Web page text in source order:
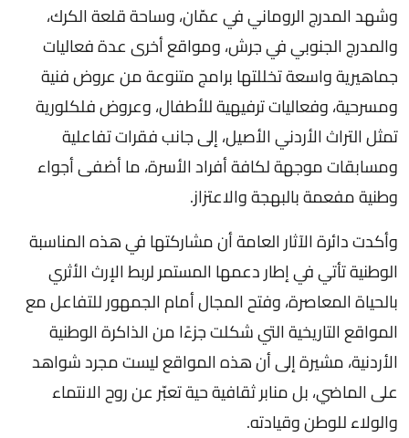
وشهد المدرج الروماني في عمّان، وساحة قلعة الكرك،
والمدرج الجنوبي في جرش، ومواقع أخرى عدة فعاليات
جماهيرية واسعة تخللتها برامج متنوعة من عروض فنية
ومسرحية، وفعاليات ترفيهية للأطفال، وعروض فلكلورية
تمثل التراث الأردني الأصيل، إلى جانب فقرات تفاعلية
ومسابقات موجهة لكافة أفراد الأسرة، ما أضفى أجواء
وطنية مفعمة بالبهجة والاعتزاز.
وأكدت دائرة الآثار العامة أن مشاركتها في هذه المناسبة
الوطنية تأتي في إطار دعمها المستمر لربط الإرث الأثري
بالحياة المعاصرة، وفتح المجال أمام الجمهور للتفاعل مع
المواقع التاريخية التي شكلت جزءًا من الذاكرة الوطنية
الأردنية، مشيرة إلى أن هذه المواقع ليست مجرد شواهد
على الماضي، بل منابر ثقافية حية تعبّر عن روح الانتماء
والولاء للوطن وقيادته.